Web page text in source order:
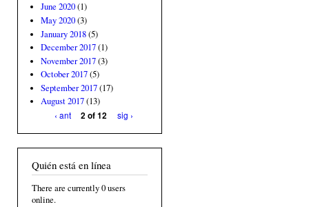
June 2020(1)
May 2020(3)
January 2018(5)
December 2017(1)
November 2017(3)
October 2017(5)
September 2017(17)
August 2017(13)
‹ ant
2 of 12 sig ›
Quién está en línea
There are currently 0 users
online.